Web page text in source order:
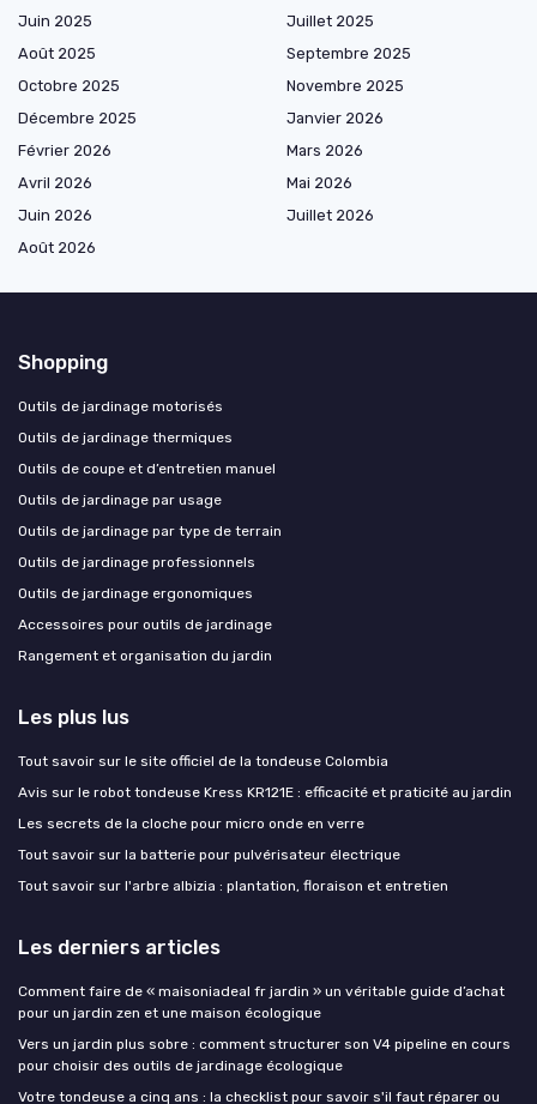
Juin 2025
Juillet 2025
Août 2025
Septembre 2025
Octobre 2025
Novembre 2025
Décembre 2025
Janvier 2026
Février 2026
Mars 2026
Avril 2026
Mai 2026
Juin 2026
Juillet 2026
Août 2026
Shopping
Outils de jardinage motorisés
Outils de jardinage thermiques
Outils de coupe et d’entretien manuel
Outils de jardinage par usage
Outils de jardinage par type de terrain
Outils de jardinage professionnels
Outils de jardinage ergonomiques
Accessoires pour outils de jardinage
Rangement et organisation du jardin
Les plus lus
Tout savoir sur le site officiel de la tondeuse Colombia
Avis sur le robot tondeuse Kress KR121E : efficacité et praticité au jardin
Les secrets de la cloche pour micro onde en verre
Tout savoir sur la batterie pour pulvérisateur électrique
Tout savoir sur l'arbre albizia : plantation, floraison et entretien
Les derniers articles
Comment faire de « maisoniadeal fr jardin » un véritable guide d’achat
pour un jardin zen et une maison écologique
Vers un jardin plus sobre : comment structurer son V4 pipeline en cours
pour choisir des outils de jardinage écologique
Votre tondeuse a cinq ans : la checklist pour savoir s'il faut réparer ou